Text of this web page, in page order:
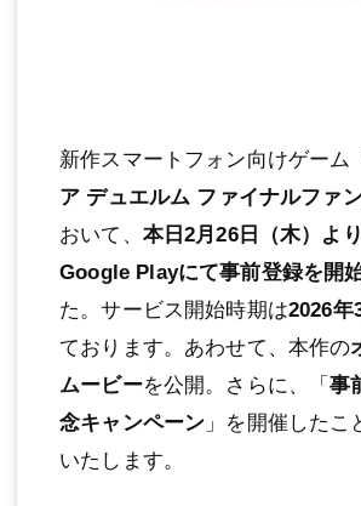
新作スマートフォン向けゲーム
ア デュエルム ファイナルファ
おいて、 本日2月26日（木）よ
Google Playにて事前登録を開
た。サービス開始時期は2026年
ております。あわせて、本作の
ムービーを公開。さらに、「事
念キャンペーン 」を開催したこ
いたします。